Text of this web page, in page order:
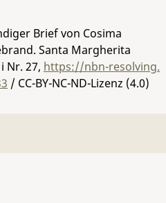
Brief von Cosima
Santa Margherita
Nr. 27, https://nbn-resolving.
/ CC-BY-NC-ND-Lizenz (4.0)